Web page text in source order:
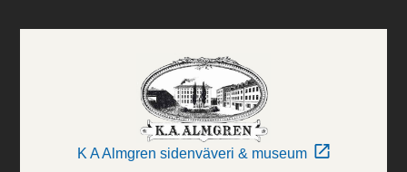
K A Almgren sidenväveri & museum